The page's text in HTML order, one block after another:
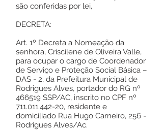
são conferidas por lei,
DECRETA:
Art. 1º Decreta a Nomeação da
senhora, Criscilene de Oliveira Valle,
para ocupar o cargo de Coordenador
de Serviço e Proteção Social Básica –
DAS - 2, da Prefeitura Municipal de
Rodrigues Alves, portador do RG nº
466519 SSP/AC, inscrito no CPF nº
711.011.442-20, residente e
domiciliado Rua Hugo Carneiro, 256 -
Rodrigues Alves/Ac.